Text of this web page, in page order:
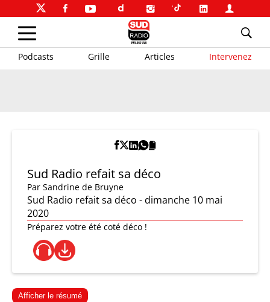
Podcasts Grille Articles Intervenez
Sud Radio refait sa déco
Par Sandrine de Bruyne
Sud Radio refait sa déco - dimanche 10 mai
2020
Préparez votre été coté déco !
Afficher le résumé